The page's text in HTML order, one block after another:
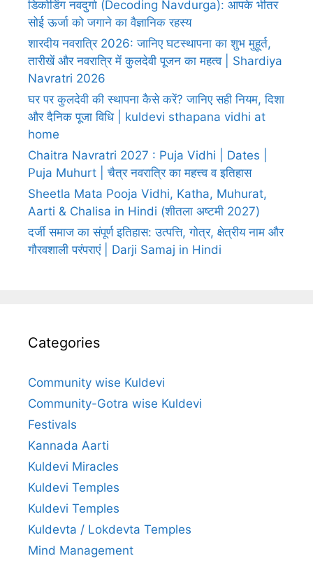
डिकोडिंग नवदुर्गा (Decoding Navdurga): आपके भीतर
सोई ऊर्जा को जगाने का वैज्ञानिक रहस्य
शारदीय नवरात्रि 2026: जानिए घटस्थापना का शुभ मुहूर्त,
तारीखें और नवरात्रि में कुलदेवी पूजन का महत्व | Shardiya
Navratri 2026
घर पर कुलदेवी की स्थापना कैसे करें? जानिए सही नियम, दिशा
और दैनिक पूजा विधि | kuldevi sthapana vidhi at
home
Chaitra Navratri 2027 : Puja Vidhi | Dates |
Puja Muhurt | चैत्र नवरात्रि का महत्त्व व इतिहास
Sheetla Mata Pooja Vidhi, Katha, Muhurat,
Aarti & Chalisa in Hindi (शीतला अष्टमी 2027)
दर्जी समाज का संपूर्ण इतिहास: उत्पत्ति, गोत्र, क्षेत्रीय नाम और
गौरवशाली परंपराएं | Darji Samaj in Hindi
Categories
Community wise Kuldevi
Community-Gotra wise Kuldevi
Festivals
Kannada Aarti
Kuldevi Miracles
Kuldevi Temples
Kuldevi Temples
Kuldevta / Lokdevta Temples
Mind Management